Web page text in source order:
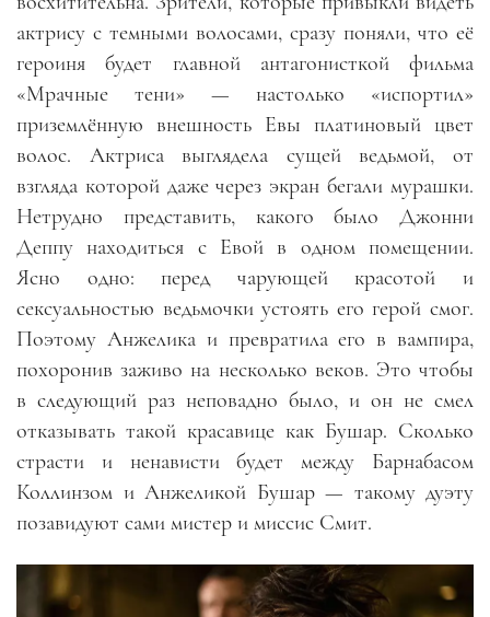
актрису с темными волосами, сразу поняли, что её
героиня будет главной антагонисткой фильма
«Мрачные тени» — настолько «испортил»
приземлённую внешность Евы платиновый цвет
волос. Актриса выглядела сущей ведьмой, от
взгляда которой даже через экран бегали мурашки.
Нетрудно представить, какого было Джонни
Деппу находиться с Евой в одном помещении.
Ясно одно: перед чарующей красотой и
сексуальностью ведьмочки устоять его герой смог.
Поэтому Анжелика и превратила его в вампира,
похоронив заживо на несколько веков. Это чтобы
в следующий раз неповадно было, и он не смел
отказывать такой красавице как Бушар. Сколько
страсти и ненависти будет между Барнабасом
Коллинзом и Анжеликой Бушар — такому дуэту
позавидуют сами мистер и миссис Смит.